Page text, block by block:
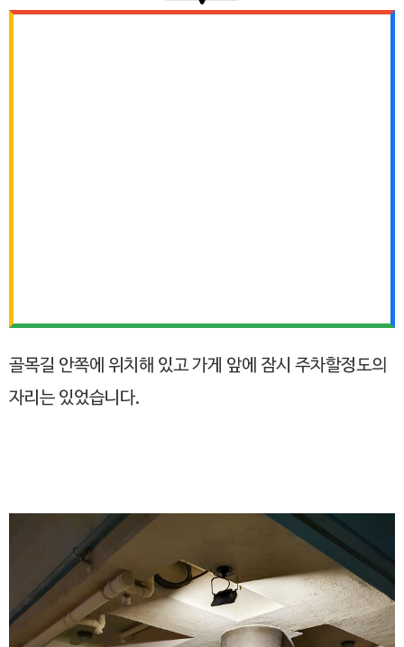
골목길 안쪽에 위치해 있고 가게 앞에 잠시 주차할정도의
자리는 있었습니다.